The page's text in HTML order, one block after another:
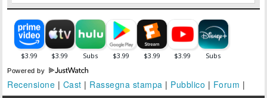
Powered by
Recensione | Cast | Rassegna stampa | Pubblico | Forum |